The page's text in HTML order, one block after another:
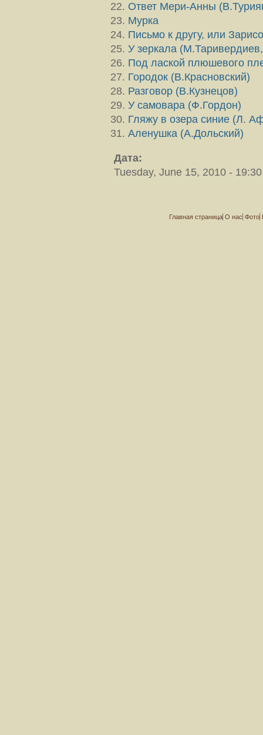
Ответ Мери-Анны
Мурка
Письмо к другу, или
У зеркала
Под лаской плюшевого
Городок (В.Красновский)
Разговор (В.Кузнецов)
У самовара (Ф.Гордон)
Гляжу в озера синие (Л.
Аленушка (А.Дольский)
Дата:
Tuesday, June 15, 2010 - 19:30
Главная страница О нас Фото